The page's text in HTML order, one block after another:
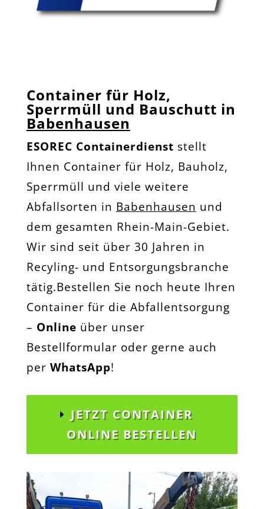
Container für Holz,
Sperrmüll und Bauschutt in
Babenhausen
ESOREC Containerdienst stellt
Ihnen Container für Holz, Bauholz,
Sperrmüll und viele weitere
Abfallsorten in Babenhausen und
dem gesamten Rhein-Main-Gebiet.
Wir sind seit über 30 Jahren in
Recyling- und Entsorgungsbranche
tätig.Bestellen Sie noch heute Ihren
Container für die Abfallentsorgung
– Online über unser
Bestellformular oder gerne auch
per WhatsApp!
JETZT CONTAINER
ONLINE BESTELLEN